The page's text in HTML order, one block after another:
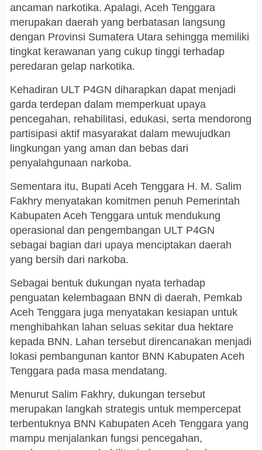
ancaman narkotika. Apalagi, Aceh Tenggara
merupakan daerah yang berbatasan langsung
dengan Provinsi Sumatera Utara sehingga memiliki
tingkat kerawanan yang cukup tinggi terhadap
peredaran gelap narkotika.
Kehadiran ULT P4GN diharapkan dapat menjadi
garda terdepan dalam memperkuat upaya
pencegahan, rehabilitasi, edukasi, serta mendorong
partisipasi aktif masyarakat dalam mewujudkan
lingkungan yang aman dan bebas dari
penyalahgunaan narkoba.
Sementara itu, Bupati Aceh Tenggara H. M. Salim
Fakhry menyatakan komitmen penuh Pemerintah
Kabupaten Aceh Tenggara untuk mendukung
operasional dan pengembangan ULT P4GN
sebagai bagian dari upaya menciptakan daerah
yang bersih dari narkoba.
Sebagai bentuk dukungan nyata terhadap
penguatan kelembagaan BNN di daerah, Pemkab
Aceh Tenggara juga menyatakan kesiapan untuk
menghibahkan lahan seluas sekitar dua hektare
kepada BNN. Lahan tersebut direncanakan menjadi
lokasi pembangunan kantor BNN Kabupaten Aceh
Tenggara pada masa mendatang.
Menurut Salim Fakhry, dukungan tersebut
merupakan langkah strategis untuk mempercepat
terbentuknya BNN Kabupaten Aceh Tenggara yang
mampu menjalankan fungsi pencegahan,